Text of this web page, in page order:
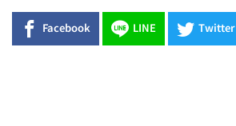
Facebook LINE Twitter